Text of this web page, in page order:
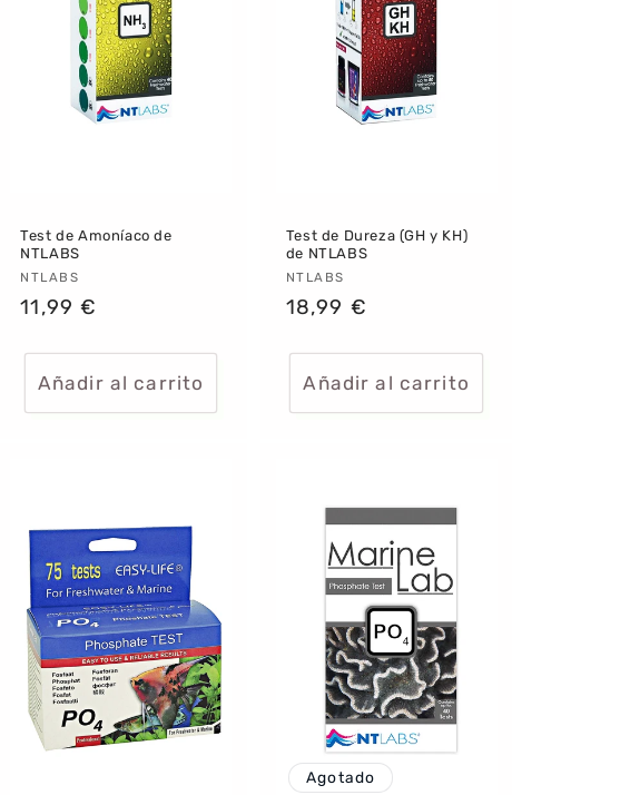
Test de Amoníaco de
NTLABS
Proveedor:
NTLABS
Precio
11,99 €
Añadir al carrito
Test de Dureza (GH y KH)
de NTLABS
Proveedor:
NTLABS
Precio
18,99 €
Añadir al carrito
Agotado